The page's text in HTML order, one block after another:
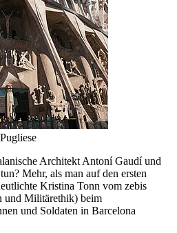
Architekt Antoní Gaudí und
Mehr, als man auf den ersten
Kristina Tonn vom zebis
und Militärethik) beim
und Soldaten in Barcelona